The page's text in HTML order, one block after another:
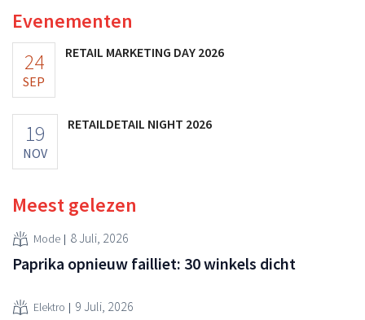
Evenementen
24
SEP
RETAIL MARKETING DAY 2026
19
NOV
RETAILDETAIL NIGHT 2026
Meest gelezen
Mode 8 Juli, 2026
Paprika opnieuw failliet: 30 winkels dicht
Elektro 9 Juli, 2026